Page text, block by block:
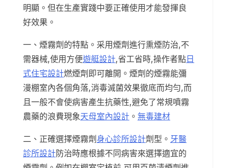
明顯。但在生產實踐中要正確使用才能發揮良
好效果。
一、煙霧劑的特點。采用煙劑進行熏煙防治,不
需器械,使用方便遊艇設計,省工省時,操作者點 日
式住宅設計燃煙劑即可離開。煙劑的煙霧能彌
漫棚室內各個角落,消毒滅菌效果徹底而均勻,而
且一般不會使病害產生抗藥性,避免了常規噴霧
農藥的浪費現象天母室內設計 。 無毒建材
二、正確選擇煙霧劑 身心診所設計劑型。 牙醫
診所設計防治時應根據不同病害來選擇適宜的